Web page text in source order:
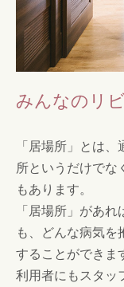
みんなのリ
「居場所」とは
所というだけでな
もあります。
「居場所」があ
も、どんな病気を
することができま
利用者にもスタッ